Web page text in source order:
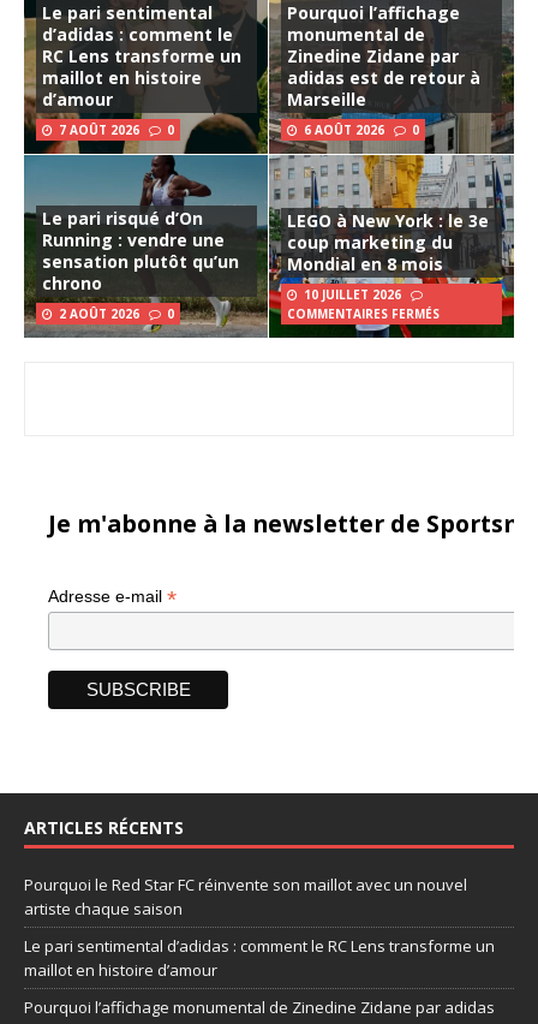
Le pari sentimental
d’adidas : comment le
RC Lens transforme un
maillot en histoire
d’amour
7 AOÛT 2026 0
Pourquoi l’affichage
monumental de
Zinedine Zidane par
adidas est de retour à
Marseille
6 AOÛT 2026 0
Le pari risqué d’On
Running : vendre une
sensation plutôt qu’un
chrono
2 AOÛT 2026 0
LEGO à New York : le 3e
coup marketing du
Mondial en 8 mois
10 JUILLET 2026
COMMENTAIRES FERMÉS
Je m'abonne à la newsletter de
Adresse e-mail *
ARTICLES RÉCENTS
Pourquoi le Red Star FC réinvente son maillot avec un nouvel
artiste chaque saison
Le pari sentimental d’adidas : comment le RC Lens transforme un
maillot en histoire d’amour
Pourquoi l’affichage monumental de Zinedine Zidane par adidas